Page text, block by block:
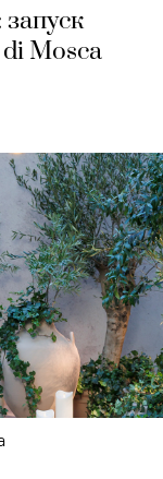
Mosca